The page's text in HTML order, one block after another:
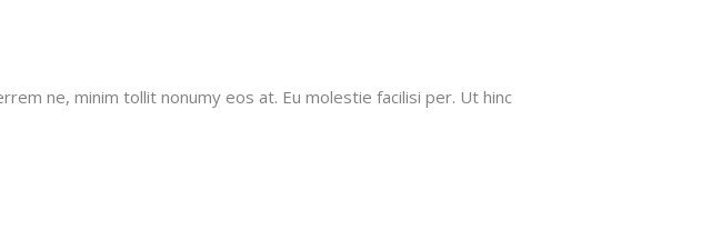
ne, minim tollit nonumy eos at. Eu molestie facilisi per. Ut hinc